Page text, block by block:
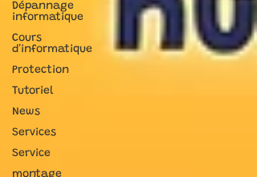
Dépannage
informatique
Cours
d'informatique
Protection
Tutoriel
News
Services
Service
montage